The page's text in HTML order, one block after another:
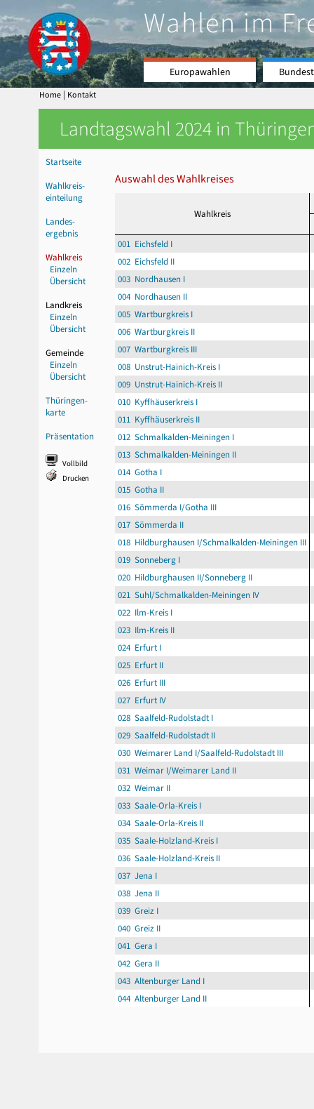
Wahlen im
Europawahlen
Home | Kontakt
Landtagswahl 2024 in
Startseite
Wahlkreis-
einteilung
Landes-
ergebnis
Wahlkreis
Einzeln
Übersicht
Landkreis
Einzeln
Übersicht
Gemeinde
Einzeln
Übersicht
Thüringen-
karte
Präsentation
Vollbild
Drucken
Auswahl des Wahlkreises
Wahlkreis
001 Eichsfeld I
002 Eichsfeld II
003 Nordhausen I
004 Nordhausen II
005 Wartburgkreis I
006 Wartburgkreis II
007 Wartburgkreis III
008 Unstrut-Hainich-Kreis I
009 Unstrut-Hainich-Kreis II
010 Kyffhäuserkreis I
011 Kyffhäuserkreis II
012 Schmalkalden-Meiningen I
013 Schmalkalden-Meiningen II
014 Gotha I
015 Gotha II
016 Sömmerda I/Gotha III
017 Sömmerda II
018 Hildburghausen I/Schmalkalden-Meiningen III
019 Sonneberg I
020 Hildburghausen II/Sonneberg II
021 Suhl/Schmalkalden-Meiningen IV
022 Ilm-Kreis I
023 Ilm-Kreis II
024 Erfurt I
025 Erfurt II
026 Erfurt III
027 Erfurt IV
028 Saalfeld-Rudolstadt I
029 Saalfeld-Rudolstadt II
030 Weimarer Land I/Saalfeld-Rudolstadt III
031 Weimar I/Weimarer Land II
032 Weimar II
033 Saale-Orla-Kreis I
034 Saale-Orla-Kreis II
035 Saale-Holzland-Kreis I
036 Saale-Holzland-Kreis II
037 Jena I
038 Jena II
039 Greiz I
040 Greiz II
041 Gera I
042 Gera II
043 Altenburger Land I
044 Altenburger Land II